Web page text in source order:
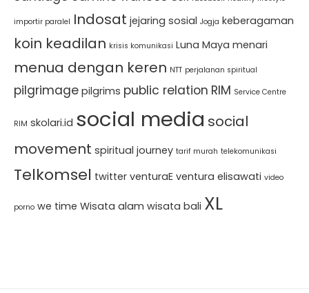
importir paralel Indosat jejaring sosial Jogja keberagaman
koin keadilan krisis komunikasi Luna Maya menari
menua dengan keren NTT perjalanan spiritual
pilgrimage pilgrims public relation RIM Service Centre
RIM skolari.id social media social
movement spiritual journey tarif murah telekomunikasi
Telkomsel twitter venturaE ventura elisawati video
porno we time Wisata alam wisata bali XL